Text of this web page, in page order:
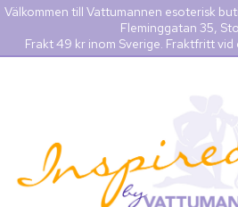
Välkommen till Vattumannen esoterisk
Fleminggatan 35,
Frakt 49 kr inom Sverige. Fraktfritt